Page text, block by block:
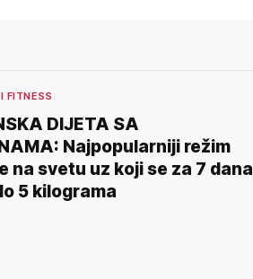
FITNESS
DIJETA SA
Najpopularniji režim
na svetu uz koji se za 7 dana
5 kilograma